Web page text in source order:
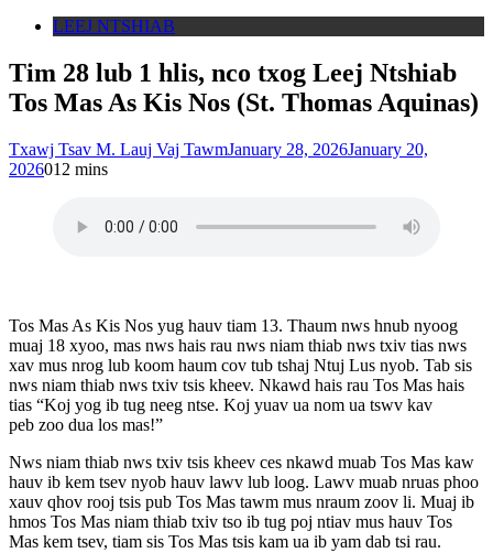
LEEJ NTSHIAB
Tim 28 lub 1 hlis, nco txog Leej Ntshiab
Tos Mas As Kis Nos (St. Thomas Aquinas)
Txawj Tsav M. Lauj Vaj TawmJanuary 28, 2026January 20,
2026012 mins
Tos Mas As Kis Nos yug hauv tiam 13. Thaum nws hnub nyoog
muaj 18 xyoo, mas nws hais rau nws niam thiab nws txiv tias nws
xav mus nrog lub koom haum cov tub tshaj Ntuj Lus nyob. Tab sis
nws niam thiab nws txiv tsis kheev. Nkawd hais rau Tos Mas hais
tias “Koj yog ib tug neeg ntse. Koj yuav ua nom ua tswv kav
peb zoo dua los mas!”
Nws niam thiab nws txiv tsis kheev ces nkawd muab Tos Mas kaw
hauv ib kem tsev nyob hauv lawv lub loog. Lawv muab nruas phoo
xauv qhov rooj tsis pub Tos Mas tawm mus nraum zoov li. Muaj ib
hmos Tos Mas niam thiab txiv tso ib tug poj ntiav mus hauv Tos
Mas kem tsev, tiam sis Tos Mas tsis kam ua ib yam dab tsi rau.